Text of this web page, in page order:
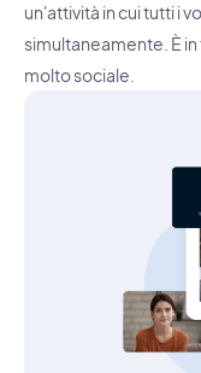
un'attività in cui tutti i
simultaneamente. È
molto sociale.